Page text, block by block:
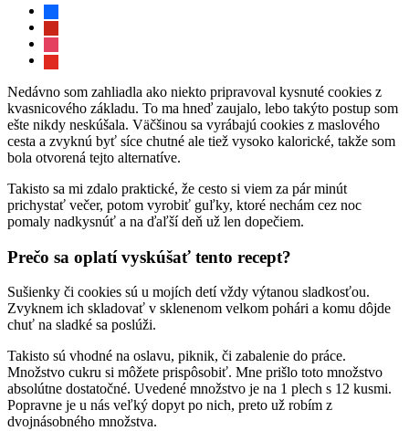
facebook
pinterest
instagram
youtube
Nedávno som zahliadla ako niekto pripravoval kysnuté cookies z
kvasnicového základu. To ma hneď zaujalo, lebo takýto postup som
ešte nikdy neskúšala. Väčšinou sa vyrábajú cookies z maslového
cesta a zvyknú byť síce chutné ale tiež vysoko kalorické, takže som
bola otvorená tejto alternatíve.
Takisto sa mi zdalo praktické, že cesto si viem za pár minút
prichystať večer, potom vyrobiť guľky, ktoré nechám cez noc
pomaly nadkysnúť a na ďaľší deň už len dopečiem.
Prečo sa oplatí vyskúšať tento recept?
Sušienky či cookies sú u mojích detí vždy výtanou sladkosťou.
Zvyknem ich skladovať v sklenenom velkom pohári a komu dôjde
chuť na sladké sa poslúži.
Takisto sú vhodné na oslavu, piknik, či zabalenie do práce.
Množstvo cukru si môžete prispôsobiť. Mne prišlo toto množstvo
absolútne dostatočné. Uvedené množstvo je na 1 plech s 12 kusmi.
Popravne je u nás veľký dopyt po nich, preto už robím z
dvojnásobného množstva.